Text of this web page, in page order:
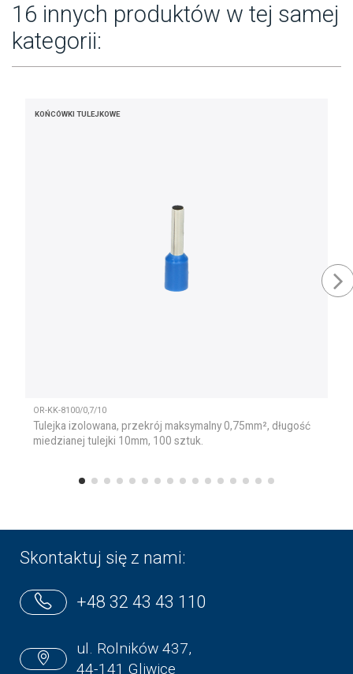
16 innych produktów w tej samej
kategorii:
KOŃCÓWKI TULEJKOWE
OR-KK-8100/0,7/10
Tulejka izolowana, przekrój maksymalny 0,75mm², długość
miedzianej tulejki 10mm, 100 sztuk.
Skontaktuj się z nami:
+48 32 43 43 110
ul. Rolników 437,
44-141 Gliwice